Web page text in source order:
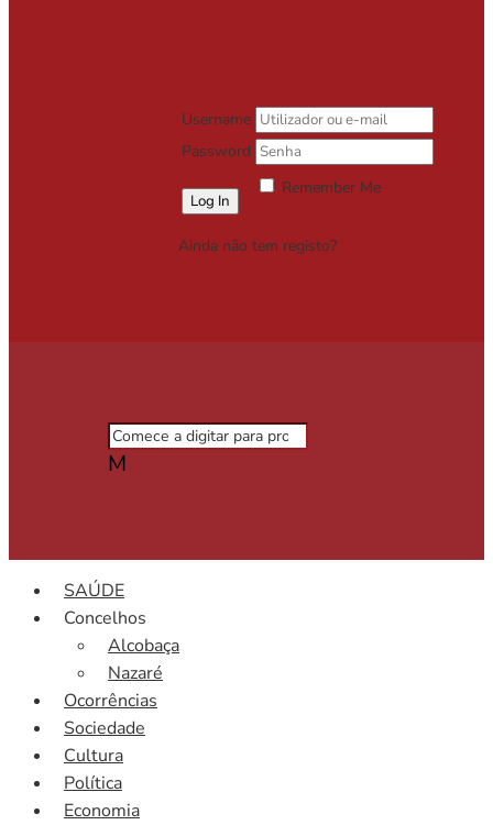
Username
Password
Remember Me
Ainda não tem registo?
M
SAÚDE
Concelhos
Alcobaça
Nazaré
Ocorrências
Sociedade
Cultura
Política
Economia